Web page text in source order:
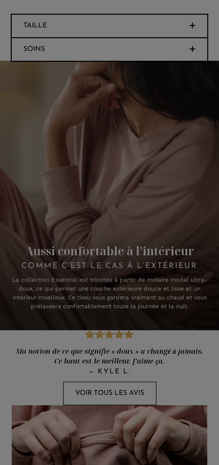
TAILLE
SOINS
Aussi confortable à l’intérieur
COMME C’EST LE CAS À L’EXTÉRIEUR
La collection Essential est tricotée à partir de molaire modal ultra-
doux, ce qui permet une couche extérieure douce et lisse et un
intérieur moelleux. Ce tissu vous gardera vraiment au chaud et vous
prélassera confortablement toute la journée et la nuit.
Ma notion de ce que signifie « doux » a changé à jamais.
Ce haut est le meilleur. J’aime ça.
— KYLE L.
VOIR TOUS LES AVIS